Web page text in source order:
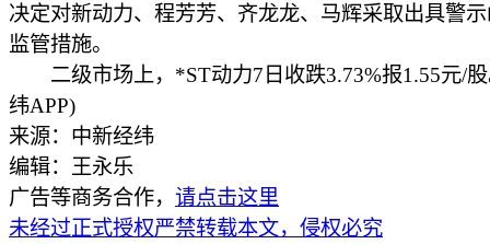
决定对新动力、程芳芳、齐龙龙、马辉采取出具警
监管措施。
二级市场上，*ST动力7日收跌3.73%报1.55元/股
纬APP)
来源：中新经纬
编辑：王永乐
广告等商务合作， 请点击这里
未经过正式授权严禁转载本文，侵权必究